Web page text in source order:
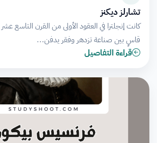
تشارلز ديكنز
كانت إنجلترا في العقود الأولى من القرن التاسع
قاسٍ بين صناعة تزدهر وفقر يدفن…
قراءة التفاصيل